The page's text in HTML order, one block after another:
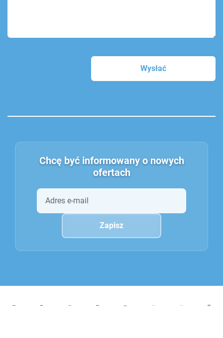
Chcę być informowany o nowych
ofertach